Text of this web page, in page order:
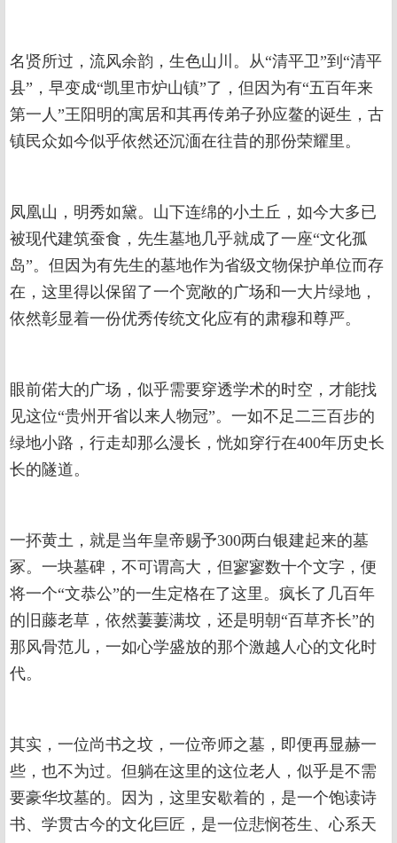
名贤所过，流风余韵，生色山川。从“清平卫”到“清平
县”，早变成“凯里市炉山镇”了，但因为有“五百年来
第一人”王阳明的寓居和其再传弟子孙应鳌的诞生，古
镇民众如今似乎依然还沉湎在往昔的那份荣耀里。
凤凰山，明秀如黛。山下连绵的小土丘，如今大多已
被现代建筑蚕食，先生墓地几乎就成了一座“文化孤
岛”。但因为有先生的墓地作为省级文物保护单位而存
在，这里得以保留了一个宽敞的广场和一大片绿地，
依然彰显着一份优秀传统文化应有的肃穆和尊严。
眼前偌大的广场，似乎需要穿透学术的时空，才能找
见这位“贵州开省以来人物冠”。一如不足二三百步的
绿地小路，行走却那么漫长，恍如穿行在400年历史长
长的隧道。
一抔黄土，就是当年皇帝赐予300两白银建起来的墓
冢。一块墓碑，不可谓高大，但寥寥数十个文字，便
将一个“文恭公”的一生定格在了这里。疯长了几百年
的旧藤老草，依然萋萋满坟，还是明朝“百草齐长”的
那风骨范儿，一如心学盛放的那个激越人心的文化时
代。
其实，一位尚书之坟，一位帝师之墓，即便再显赫一
些，也不为过。但躺在这里的这位老人，似乎是不需
要豪华坟墓的。因为，这里安歇着的，是一个饱读诗
书、学贯古今的文化巨匠，是一位悲悯苍生、心系天